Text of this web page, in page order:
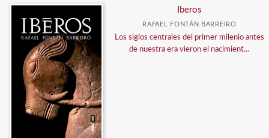
Iberos
RAFAEL FONTÁN BARREIRO
Los siglos centrales del primer milenio antes
de nuestra era vieron el nacimient...